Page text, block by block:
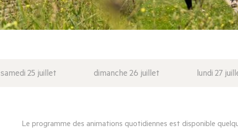
samedi 25 juillet dimanche 26 juillet lundi 27
Le programme des animations quotidiennes est disponible